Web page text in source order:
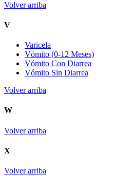
Volver arriba
V
Varicela
Vómito (0-12 Meses)
Vómito Con Diarrea
Vómito Sin Diarrea
Volver arriba
W
Volver arriba
X
Volver arriba